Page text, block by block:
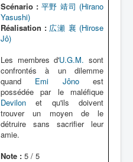
Scénario : 平野 靖司 (Hirano
Yasushi)
Réalisation : 広瀬 襄 (Hirose
Jô)
Les membres d'U.G.M. sont
confrontés à un dilemme
quand Emi Jônoest
possédée par le maléfique
Devilon et qu'ils doivent
trouver un moyen de le
détruire sans sacrifier leur
amie.
Note : 5 / 5